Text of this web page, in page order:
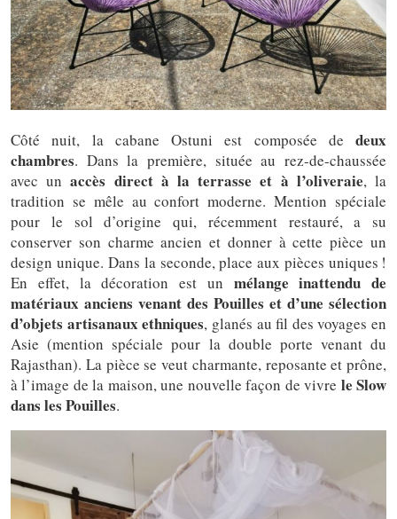
Côté nuit, la cabane Ostuni est composée de deux
chambres. Dans la première, située au rez-de-chaussée
avec unaccès direct à la terrasse et à l’oliveraie, la
tradition se mêle au confort moderne. Mention spéciale
pour le sol d’origine qui, récemment restauré, a su
conserver son charme ancien et donner à cette pièce un
design unique. Dans la seconde, place aux pièces uniques !
En effet, la décoration est un mélange inattendu de
matériaux anciens venant des Pouilles et d’une sélection
d’objets artisanaux ethniques, glanés au fil des voyages en
Asie (mention spéciale pour la double porte venant du
Rajasthan). La pièce se veut charmante, reposante et prône,
à l’image de la maison, une nouvelle façon de vivre le Slow
dans les Pouilles.